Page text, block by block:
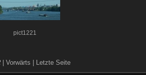
pict1221
| Vorwärts | Letzte Seite